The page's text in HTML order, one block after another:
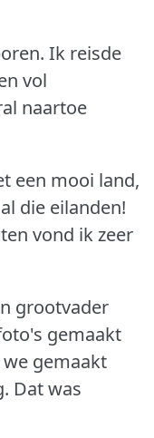
Ik reisde
vol
naartoe
een mooi land,
die eilanden!
vond ik zeer
grootvader
gemaakt
gemaakt
Dat was